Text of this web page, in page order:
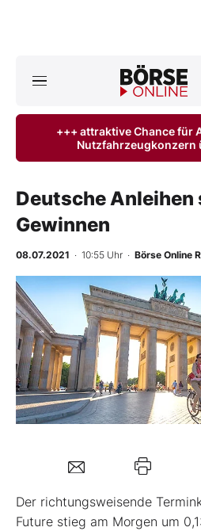
ktuelle Ausgabe
Finanz-Check
BO-Musterdepots
Experten
Mein B:O
+++ attraktive Chance für
Nutzfahrzeugkonzern
Deutsche
Gewinnen
08.07.2021 · 10:55 Uhr · Börse Online
Der richtungsweisende
Future stieg am Morgen um